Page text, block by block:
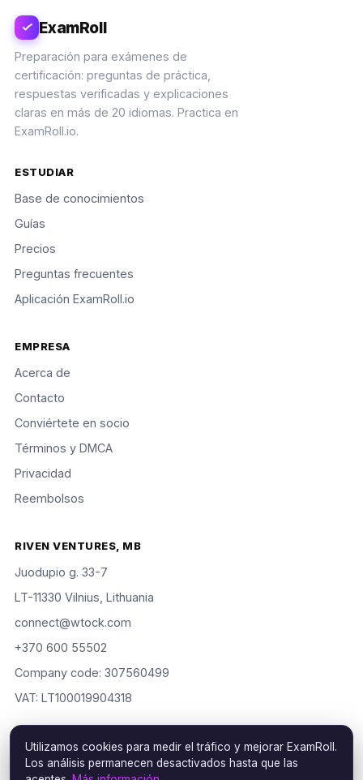
ExamRoll
Preparación para exámenes de
certificación: preguntas de práctica,
respuestas verificadas y explicaciones
claras en más de 20 idiomas. Practica en
ExamRoll.io.
ESTUDIAR
Base de conocimientos
Guías
Precios
Preguntas frecuentes
Aplicación ExamRoll.io
EMPRESA
Acerca de
Contacto
Conviértete en socio
Términos y DMCA
Privacidad
Reembolsos
RIVEN VENTURES, MB
Juodupio g. 33-7
LT-11330 Vilnius, Lithuania
connect@wtock.com
+370 600 55502
Company code: 307560499
VAT: LT100019904318
© 2016–2026 Riven Ventures, MB. Todos los derechos
Utilizamos cookies para medir el tráfico y mejorar ExamRoll.
Los análisis permanecen desactivados hasta que las